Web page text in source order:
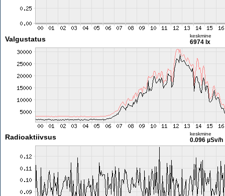
Valgustatus keskmine
6974 lx
Radioaktiivsus keskmine
0.096 µSv/h